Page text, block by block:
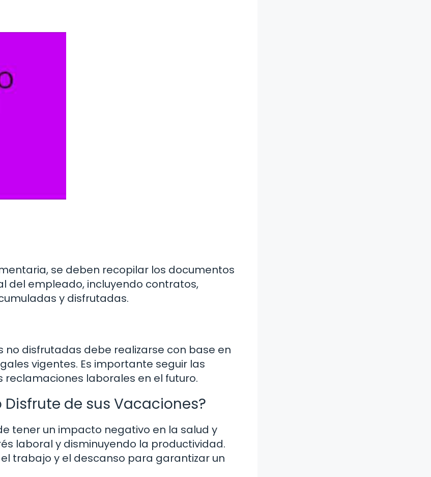
se deben recopilar los documentos
del empleado, incluyendo contratos,
y disfrutadas.
no disfrutadas debe realizarse con base en
vigentes. Es importante seguir las
laborales en el futuro.
de sus Vacaciones?
tener un impacto negativo en la salud y
laboral y disminuyendo la productividad.
trabajo y el descanso para garantizar un